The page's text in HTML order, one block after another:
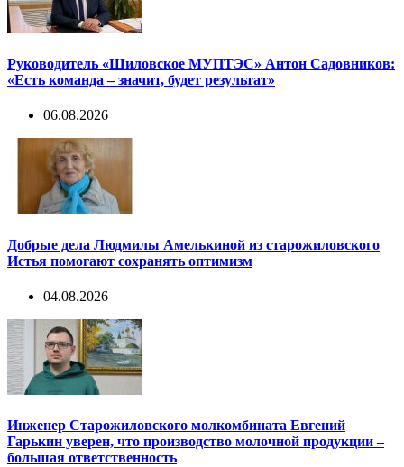
Руководитель «Шиловское МУПТЭС» Антон Садовников:
«Есть команда – значит, будет результат»
06.08.2026
Добрые дела Людмилы Амелькиной из старожиловского
Истья помогают сохранять оптимизм
04.08.2026
Инженер Старожиловского молкомбината Евгений
Гарькин уверен, что производство молочной продукции –
большая ответственность